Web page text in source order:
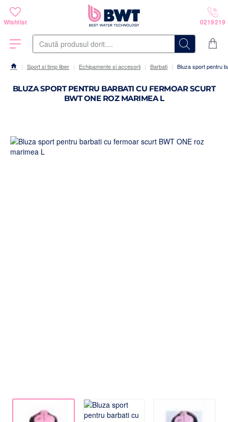
Caută
dorit....
BLUZA SPORT PENTRU BARBATI CU FERMOAR SCURT
BWT ONE ROZ MARIMEA L
home
Sport si timp liber Echipamente si accesorii Barbati Bluza sport pentru